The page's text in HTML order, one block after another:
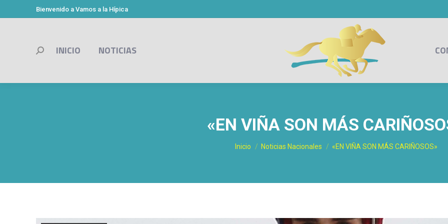
Bienvenido a Vamos a la Hípica
INICIO NOTICIAS
Buscar:
«EN VIÑA SON MÁS
Estás aquí:
Inicio Noticias Nacionales «EN VIÑA SON MÁS CARIÑOSOS»